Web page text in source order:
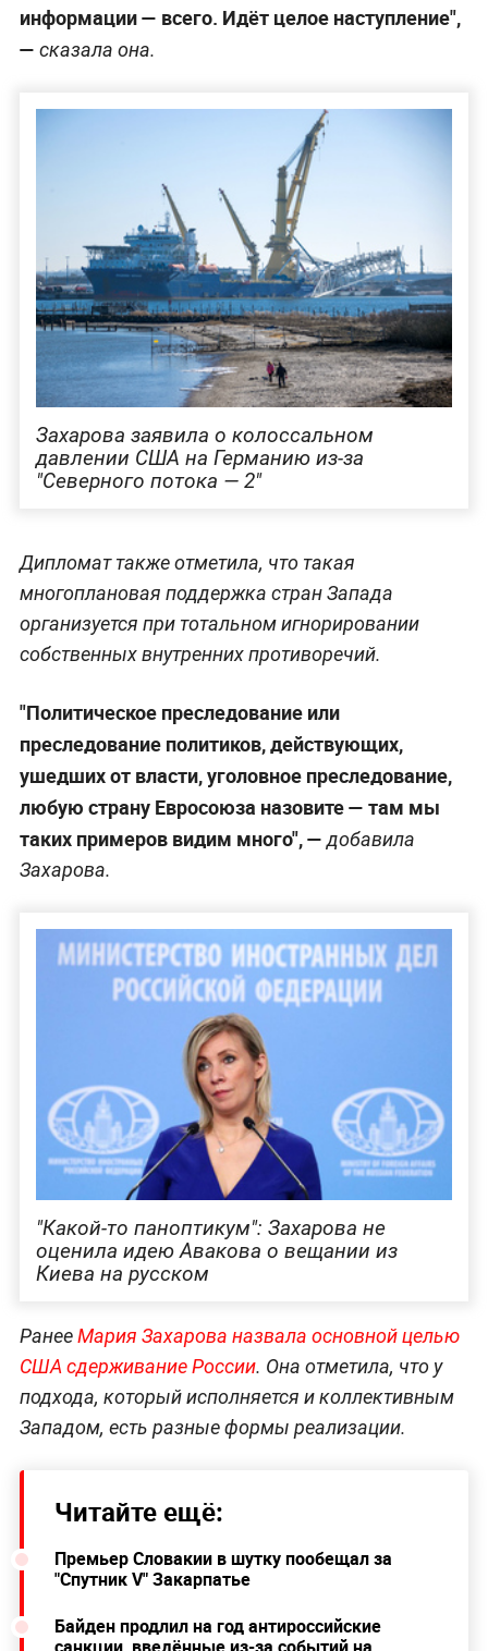
информации — всего. Идёт целое наступление",
— сказала она.
Захарова заявила о колоссальном
давлении США на Германию из-за
"Северного потока — 2"
Дипломат также отметила, что такая
многоплановая поддержка стран Запада
организуется при тотальном игнорировании
собственных внутренних противоречий.
"Политическое преследование или
преследование политиков, действующих,
ушедших от власти, уголовное преследование,
любую страну Евросоюза назовите — там мы
таких примеров видим много", — добавила
Захарова.
"Какой-то паноптикум": Захарова не
оценила идею Авакова о вещании из
Киева на русском
РанееМария Захарова назвала основной целью
США сдерживание России. Она отметила, что у
подхода, который исполняется и коллективным
Западом, есть разные формы реализации.
Читайте ещё:
Премьер Словакии в шутку пообещал за
"Спутник V" Закарпатье
Байден продлил на год антироссийские